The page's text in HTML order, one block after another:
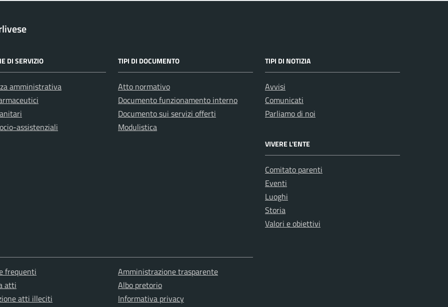
DI SERVIZIO
amministrativa
assistenziali
TIPI DI DOCUMENTO
Atto normativo
Documento funzionamento interno
Documento sui servizi offerti
Modulistica
TIPI DI NOTIZIA
Avvisi
Comunicati
Parliamo di noi
VIVERE L'ENTE
Comitato parenti
Eventi
Luoghi
Storia
Valori e obiettivi
frequenti
atti
atti illeciti
Amministrazione trasparente
Albo pretorio
Informativa privacy